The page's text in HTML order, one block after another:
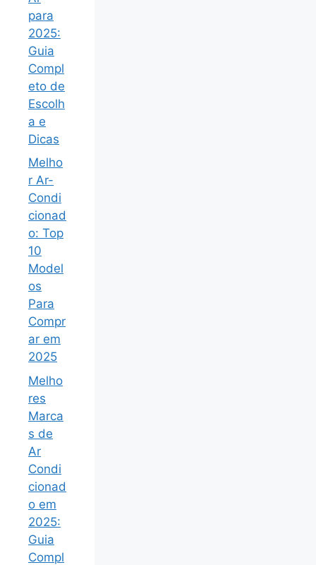
para
2025:
Guia
Compl
eto de
Escolh
a e
Dicas
Melho
r Ar-
Condi
cionad
o: Top
10
Model
os
Para
Compr
ar em
2025
Melho
res
Marca
s de
Ar
Condi
cionad
o em
2025:
Guia
Compl